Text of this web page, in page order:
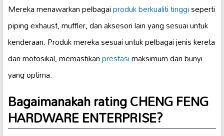
Mereka menawarkan pelbagaiproduk berkualiti tinggiseperti
piping exhaust, muffler, dan aksesori lain yang sesuai untuk
kenderaan. Produk mereka sesuai untuk pelbagai jenis kereta
dan motosikal, memastikanprestasimaksimum dan bunyi
yang optima.
Bagaimanakah rating CHENG FENG
HARDWARE ENTERPRISE?